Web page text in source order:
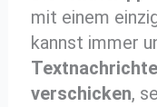
mit einem
kannst immer
verschicken,